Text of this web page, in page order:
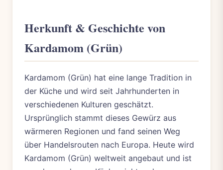
Herkunft & Geschichte von
Kardamom (Grün)
Kardamom (Grün) hat eine lange Tradition in
der Küche und wird seit Jahrhunderten in
verschiedenen Kulturen geschätzt.
Ursprünglich stammt dieses Gewürz aus
wärmeren Regionen und fand seinen Weg
über Handelsrouten nach Europa. Heute wird
Kardamom (Grün) weltweit angebaut und ist